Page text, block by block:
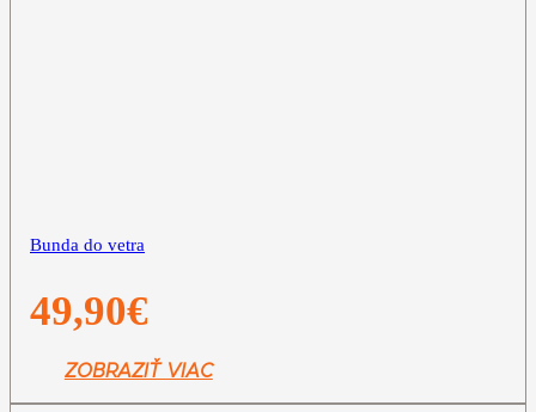
Bunda do vetra
49,90€
ZOBRAZIŤ VIAC